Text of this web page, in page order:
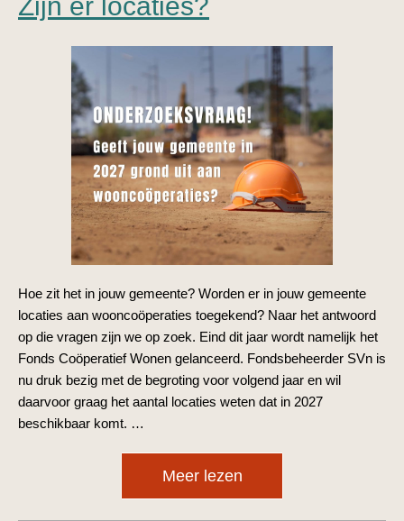
Hoe zit het in jouw gemeente? Worden er in jouw gemeente
locaties aan wooncoöperaties toegekend? Naar het antwoord
op die vragen zijn we op zoek. Eind dit jaar wordt namelijk het
Fonds Coöperatief Wonen gelanceerd. Fondsbeheerder SVn is
nu druk bezig met de begroting voor volgend jaar en wil
daarvoor graag het aantal locaties weten dat in 2027
beschikbaar komt. …
Meer lezen